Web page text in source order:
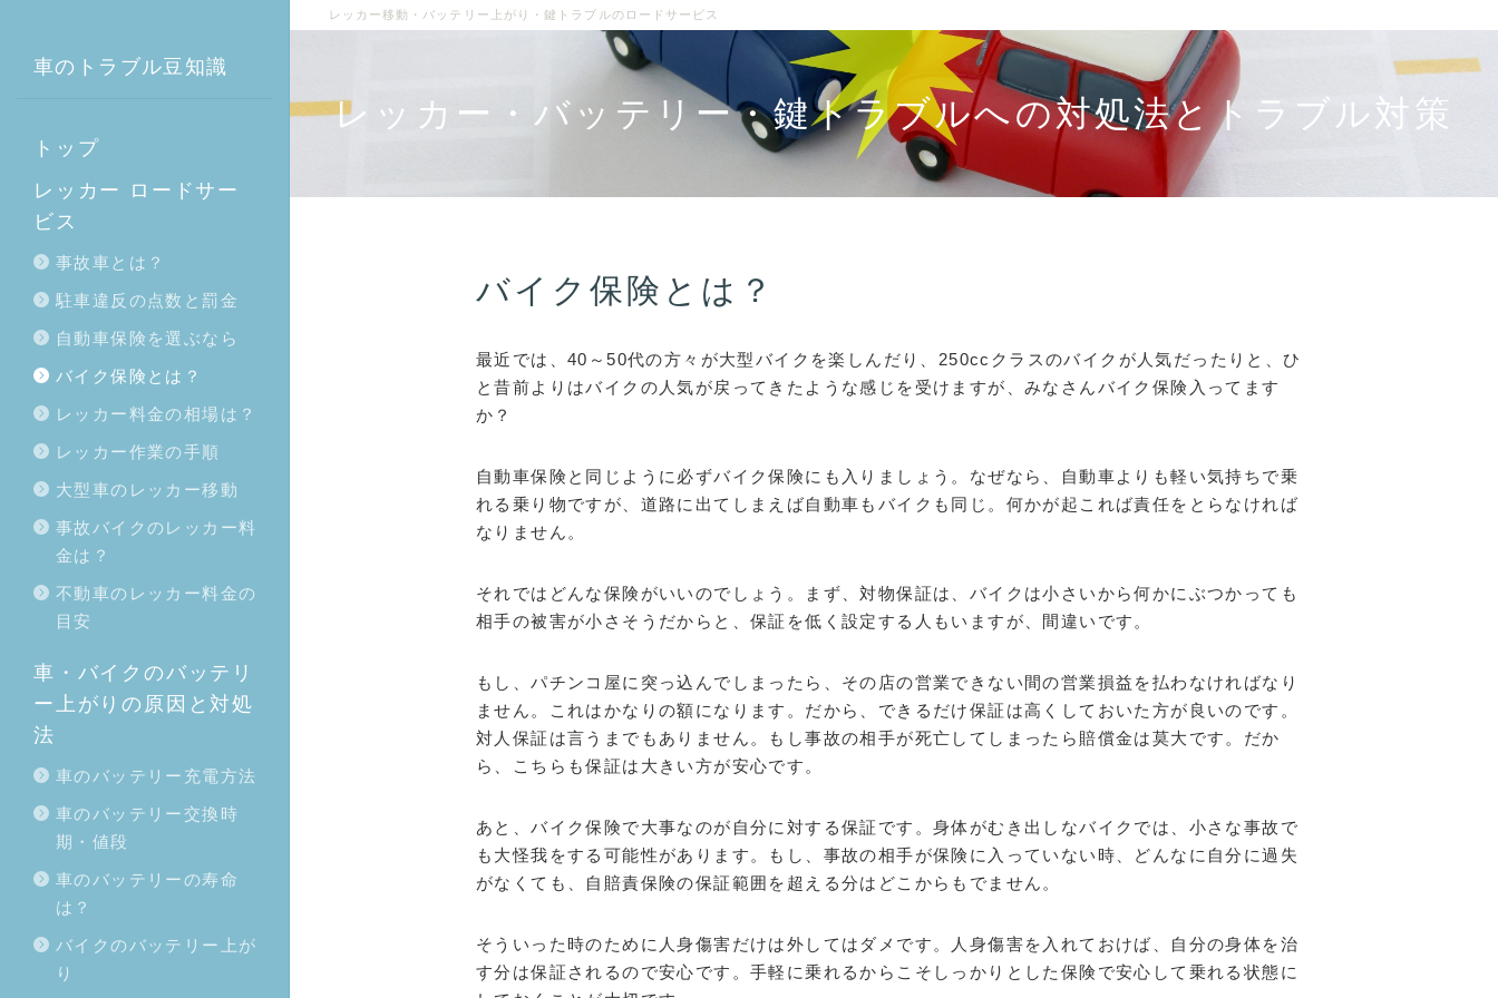
レッカー移動・バッテリー上がり・鍵トラブルのロードサービス
レッカー・バッテリー・鍵トラブルへの対処法とトラブル対策
バイク保険とは？
最近では、40～50代の方々が大型バイクを楽しんだり、250ccクラスのバイクが人気だったりと、ひ
と昔前よりはバイクの人気が戻ってきたような感じを受けますが、みなさんバイク保険入ってます
か？
自動車保険と同じように必ずバイク保険にも入りましょう。なぜなら、自動車よりも軽い気持ちで乗
れる乗り物ですが、道路に出てしまえば自動車もバイクも同じ。何かが起これば責任をとらなければ
なりません。
それではどんな保険がいいのでしょう。まず、対物保証は、バイクは小さいから何かにぶつかっても
相手の被害が小さそうだからと、保証を低く設定する人もいますが、間違いです。
もし、パチンコ屋に突っ込んでしまったら、その店の営業できない間の営業損益を払わなければなり
ません。これはかなりの額になります。だから、できるだけ保証は高くしておいた方が良いのです。
対人保証は言うまでもありません。もし事故の相手が死亡してしまったら賠償金は莫大です。だか
ら、こちらも保証は大きい方が安心です。
あと、バイク保険で大事なのが自分に対する保証です。身体がむき出しなバイクでは、小さな事故で
も大怪我をする可能性があります。もし、事故の相手が保険に入っていない時、どんなに自分に過失
がなくても、自賠責保険の保証範囲を超える分はどこからもでません。
そういった時のために人身傷害だけは外してはダメです。人身傷害を入れておけば、自分の身体を治
す分は保証されるので安心です。手軽に乗れるからこそしっかりとした保険で安心して乗れる状態に
車のトラブル豆知識
トップ
レッカー ロードサー
ビス
事故車とは？
駐車違反の点数と罰金
自動車保険を選ぶなら
バイク保険とは？
レッカー料金の相場は？
レッカー作業の手順
大型車のレッカー移動
事故バイクのレッカー料
金は？
不動車のレッカー料金の
目安
車・バイクのバッテリ
ー上がりの原因と対処
法
車のバッテリー充電方法
車のバッテリー交換時
期・値段
車のバッテリーの寿命
は？
バイクのバッテリー上が
り